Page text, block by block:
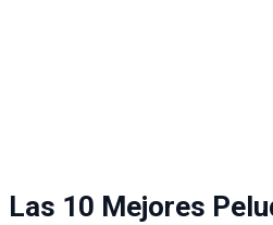
Las 10 Mejores